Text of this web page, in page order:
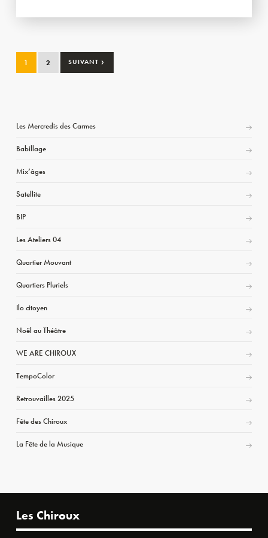
1 2 SUIVANT ›
Les Mercredis des Carmes
Babillage
Mix’âges
Satellite
BIP
Les Ateliers 04
Quartier Mouvant
Quartiers Pluriels
Ilo citoyen
Noël au Théâtre
WE ARE CHIROUX
TempoColor
Retrouvailles 2025
Fête des Chiroux
La Fête de la Musique
Les Chiroux